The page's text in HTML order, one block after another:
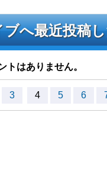
へ最近投稿
トはありません。
3 4 5 6